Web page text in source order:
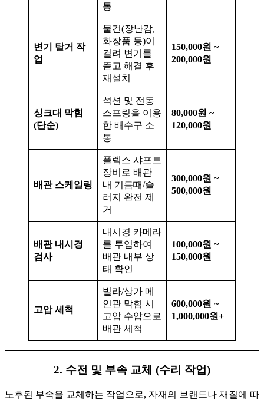
통
변기 탈거 작
업
물건(장난감,
화장품 등)이
걸려 변기를
뜯고 해결 후
재설치
150,000원 ~
200,000원
싱크대 막힘
(단순)
석션 및 전동
스프링을 이용
한 배수구 소
통
80,000원 ~
120,000원
배관 스케일링
플렉스 샤프트
장비로 배관
내 기름때/슬
러지 완전 제
거
300,000원 ~
500,000원
배관 내시경
검사
내시경 카메라
를 투입하여
배관 내부 상
태 확인
100,000원 ~
150,000원
고압 세척
빌라/상가 메
인관 막힘 시
고압 수압으로
배관 세척
600,000원 ~
1,000,000원+
2. 수전 및 부속 교체 (수리 작업)
노후된 부속을 교체하는 작업으로, 자재의 브랜드나 재질에 따